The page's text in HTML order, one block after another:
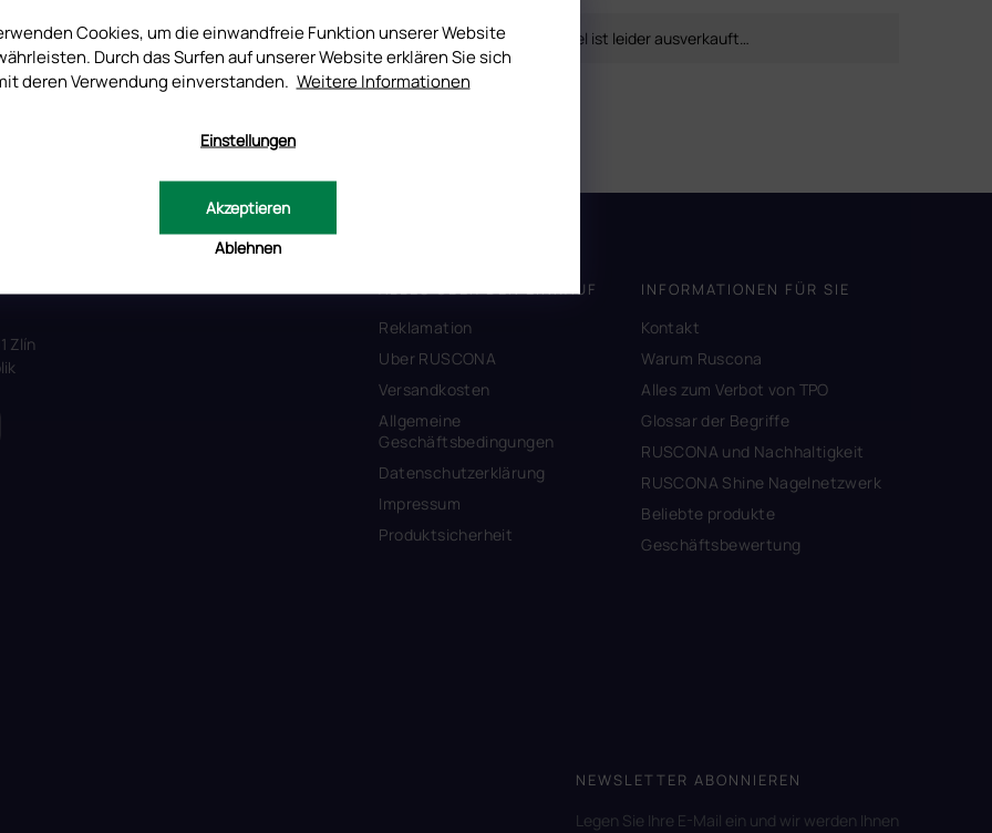
Cookies, um die einwandfreie Funktion unserer Website
Durch das Surfen auf unserer Website erklären Sie sich
deren Verwendung einverstanden. Weitere Informationen
Einstellungen
Ablehnen
Akzeptieren
ist es notwending, mit einem Glanz zu fixieren und in der Lampe
Flexy Top aufzutragen, das Sie polymerisieren lassen, bevor Sie
verschmieren sie.
Dieser Artikel ist leider ausverkauft…
Zlín
ALLES ÜBER DEN EINKAUF
Reklamation
Uber RUSCONA
Versandkosten
Allgemeine
Geschäftsbedingungen
Datenschutzerklärung
Impressum
Produktsicherheit
INFORMATIONEN FÜR SIE
Kontakt
Warum Ruscona
Alles zum Verbot von TPO
Glossar der Begriffe
RUSCONA und Nachhaltigkeit
RUSCONA Shine Nagelnetzwerk
Beliebte produkte
Geschäftsbewertung
NEWSLETTER ABONNIEREN
Legen Sie Ihre E-Mail ein und wir werden Ihnen